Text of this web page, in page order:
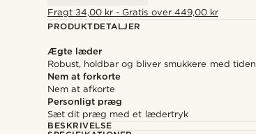
Fragt 34,00 kr - Gratis over 449,00 kr
PRODUKTDETALJER
Ægte læder
Robust, holdbar og bliver smukkere med tiden
Nem at forkorte
Nem at afkorte
Personligt præg
Sæt dit præg med et lædertryk
BESKRIVELSE